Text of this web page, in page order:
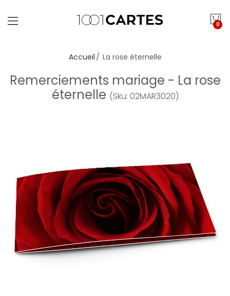
0
Accueil La rose éternelle
Remerciements mariage - La rose
éternelle (Sku: 02MAR3020)